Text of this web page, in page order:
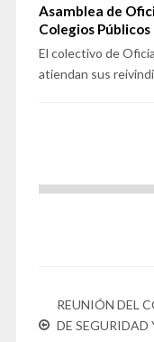
Asamblea de
Colegios Públicos
El colectivo de
atiendan sus
REUNIÓN DEL
DE SEGURIDAD